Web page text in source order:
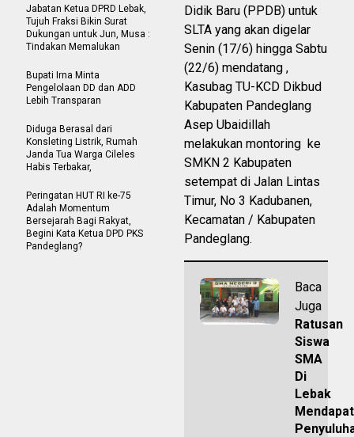
Didik Baru (PPDB) untuk
SLTA yang akan digelar
Senin (17/6) hingga Sabtu
(22/6) mendatang ,
Kasubag TU-KCD Dikbud
Kabupaten Pandeglang
Asep Ubaidillah
melakukan montoring ke
SMKN 2 Kabupaten
setempat di Jalan Lintas
Timur, No 3 Kadubanen,
Kecamatan / Kabupaten
Pandeglang.
Baca
Juga
Ratusan
Siswa
SMA
Di
Lebak
Mendapat
Jabatan Ketua DPRD Lebak,
Tujuh Fraksi Bikin Surat
Dukungan untuk Jun, Musa :
Tindakan Memalukan
Bupati Irna Minta
Pengelolaan DD dan ADD
Lebih Transparan
Diduga Berasal dari
Konsleting Listrik, Rumah
Janda Tua Warga Cileles
Habis Terbakar,
Peringatan HUT RI ke-75
Adalah Momentum
Bersejarah Bagi Rakyat,
Begini Kata Ketua DPD PKS
Pandeglang?